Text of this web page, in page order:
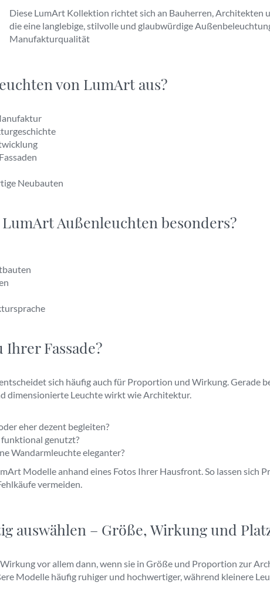
Diese LumArt Kollektion richtet sich an Bauherren, Architekten
die eine langlebige, stilvolle und glaubwürdige
Manufakturqualität
von LumArt aus?
Neubauten
Außenleuchten besonders?
Fassade?
sich häufig auch für Proportion und Wirkung. Gerade
dimensionierte Leuchte wirkt wie Architektur.
eher dezent begleiten?
genutzt?
Wandarmleuchte eleganter?
Modelle anhand eines Fotos Ihrer Hausfront. So lassen sich
vermeiden.
auswählen – Größe, Wirkung und
vor allem dann, wenn sie in Größe und Proportion zur
Modelle häufig ruhiger und hochwertiger, während kleinere